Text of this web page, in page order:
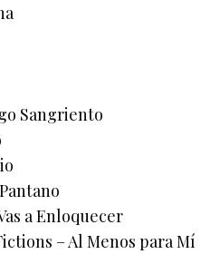
Sangriento
a Enloquecer
– Al Menos para Mí